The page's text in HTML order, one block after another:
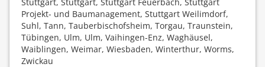
Projekt- und Baumanagement, Stuttgart Weilimdorf,
Suhl, Tann, Tauberbischofsheim, Torgau, Traunstein,
Tübingen, Ulm, Ulm, Vaihingen-Enz, Waghäusel,
Waiblingen, Weimar, Wiesbaden, Winterthur, Worms,
Zwickau